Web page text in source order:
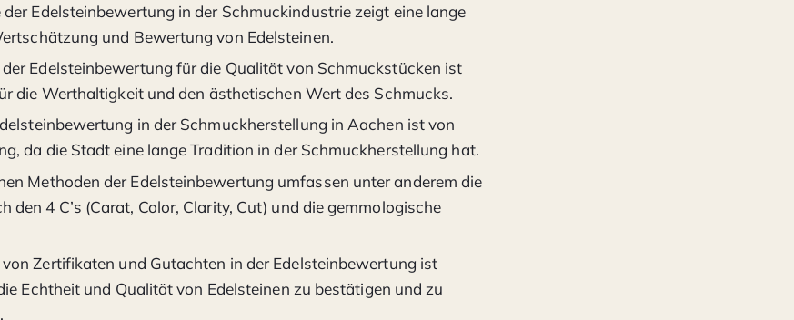
der Edelsteinbewertung in der Schmuckindustrie zeigt eine lange
und Bewertung von Edelsteinen.
Edelsteinbewertung für die Qualität von Schmuckstücken ist
die Werthaltigkeit und den ästhetischen Wert des Schmucks.
in der Schmuckherstellung in Aachen ist von
da die Stadt eine lange Tradition in der Schmuckherstellung hat.
Methoden der Edelsteinbewertung umfassen unter anderem die
den 4 C’s (Carat, Color, Clarity, Cut) und die gemmologische
Zertifikaten und Gutachten in der Edelsteinbewertung ist
Echtheit und Qualität von Edelsteinen zu bestätigen und zu